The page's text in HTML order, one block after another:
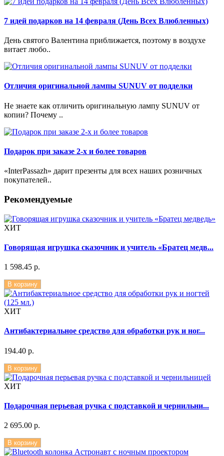
7 идей подарков на 14 февраля (День Всех Влюбленных)
День святого Валентина приближается, поэтому в воздухе
витает любо..
Отличия оригинальной лампы SUNUV от подделки
Не знаете как отличить оригинальную лампу SUNUV от
копии? Почему ..
Подарок при заказе 2-х и более товаров
«InterPassazh» дарит презенты для всех наших розничных
покупателей..
Рекомендуемые
ХИТ
Говорящая игрушка сказочник и учитель «Братец медв...
1 598.45 р.
В корзину
ХИТ
Антибактериальное средство для обработки рук и ног...
194.40 р.
В корзину
ХИТ
Подарочная перьевая ручка с подставкой и чернильни...
2 695.00 р.
В корзину